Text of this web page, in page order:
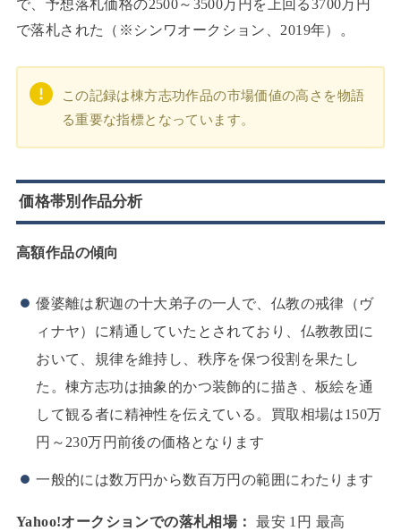
で、予想落札価格の2500～3500万円を上回る3700万円
で落札された（※シンワオークション、2019年）。
この記録は棟方志功作品の市場価値の高さを物語
る重要な指標となっています。
価格帯別作品分析
高額作品の傾向
優婆離は釈迦の十大弟子の一人で、仏教の戒律（ヴ
ィナヤ）に精通していたとされており、仏教教団に
おいて、規律を維持し、秩序を保つ役割を果たし
た。棟方志功は抽象的かつ装飾的に描き、板絵を通
して観る者に精神性を伝えている。買取相場は150万
円～230万円前後の価格となります
一般的には数万円から数百万円の範囲にわたります
Yahoo!オークションでの落札相場： 最安 1円 最高